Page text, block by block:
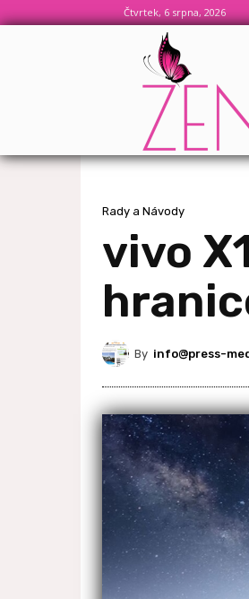
Čtvrtek, 6 srpna, 2026
Rady a Návody
vivo
By info@press-